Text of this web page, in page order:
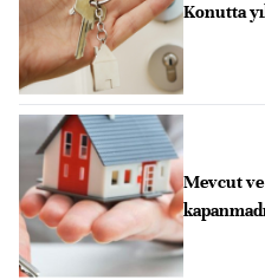
Konutta
Mevcut ve